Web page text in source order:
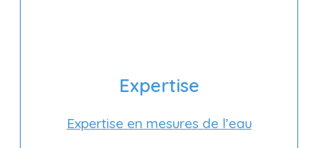
Expertise
Expertise en mesures de l’eau